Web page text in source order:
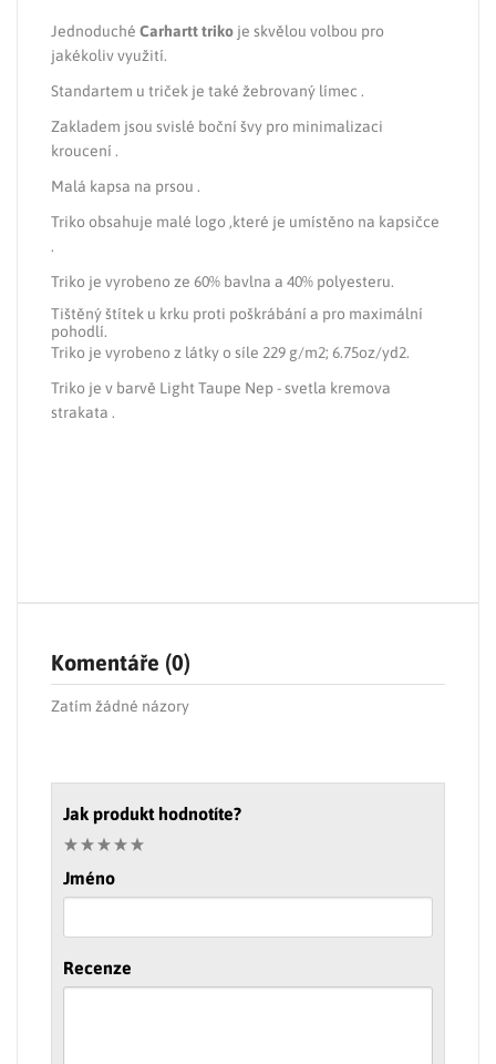
Jednoduché Carhartt triko je skvělou volbou pro
jakékoliv využití.
Standartem u triček je také žebrovaný límec .
Zakladem jsou svislé boční švy pro minimalizaci
kroucení .
Malá kapsa na prsou .
Triko obsahuje malé logo ,které je umístěno na kapsičce
.
Triko je vyrobeno ze 60% bavlna a 40% polyesteru.
Tištěný štítek u krku proti poškrábání a pro maximální
pohodlí.
Triko je vyrobeno z látky o síle 229 g/m2; 6.75oz/yd2.
Triko je v barvě Light Taupe Nep - svetla kremova
strakata .
Komentáře (0)
Zatím žádné názory
Jak produkt hodnotíte?
Jméno
Recenze